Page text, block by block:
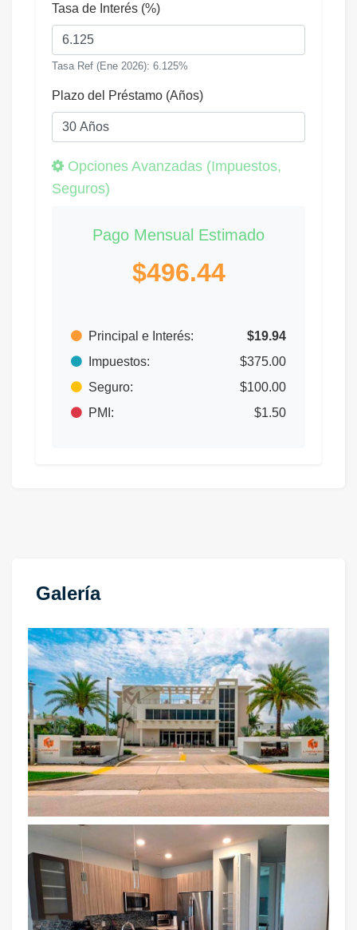
Tasa de Interés (%)
Tasa Ref (Ene 2026): 6.125%
Plazo del Préstamo (Años)
Opciones Avanzadas (Impuestos,
Seguros)
Pago Mensual Estimado
$496.44
Principal e Interés:
$19.94
Impuestos:
$375.00
Seguro:
$100.00
PMI:
$1.50
Galería